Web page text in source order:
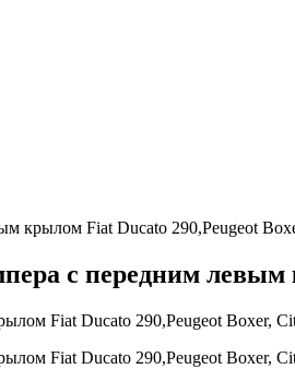
крылом Fiat Ducato 290,Peugeot
с передним